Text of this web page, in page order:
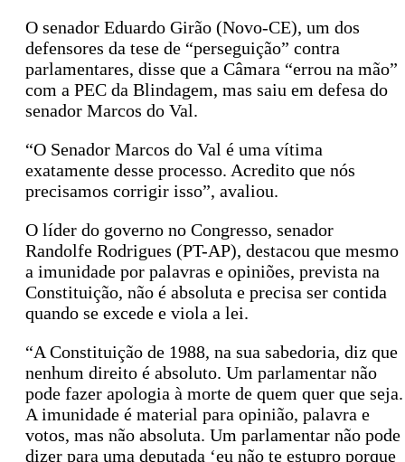
O senador Eduardo Girão (Novo-CE), um dos
defensores da tese de “perseguição” contra
parlamentares, disse que a Câmara “errou na mão”
com a PEC da Blindagem, mas saiu em defesa do
senador Marcos do Val.
“O Senador Marcos do Val é uma vítima
exatamente desse processo. Acredito que nós
precisamos corrigir isso”, avaliou.
O líder do governo no Congresso, senador
Randolfe Rodrigues (PT-AP), destacou que mesmo
a imunidade por palavras e opiniões, prevista na
Constituição, não é absoluta e precisa ser contida
quando se excede e viola a lei.
“A Constituição de 1988, na sua sabedoria, diz que
nenhum direito é absoluto. Um parlamentar não
pode fazer apologia à morte de quem quer que seja.
A imunidade é material para opinião, palavra e
votos, mas não absoluta. Um parlamentar não pode
dizer para uma deputada ‘eu não te estupro porque